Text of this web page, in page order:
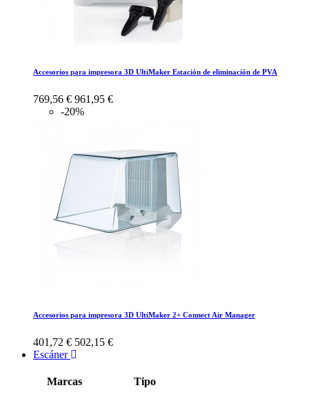
Accesorios para impresora 3D UltiMaker Estación de eliminación de PVA
769,56 € 961,95 €
-20%
Accesorios para impresora 3D UltiMaker 2+ Connect Air Manager
401,72 € 502,15 €
Escáner
Marcas Tipo